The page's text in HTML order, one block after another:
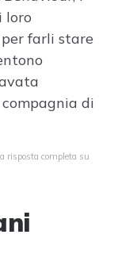
loro
farli stare
di
risposta completa su